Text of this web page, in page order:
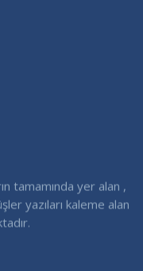
tamamında yer alan ,
yazıları kaleme alan